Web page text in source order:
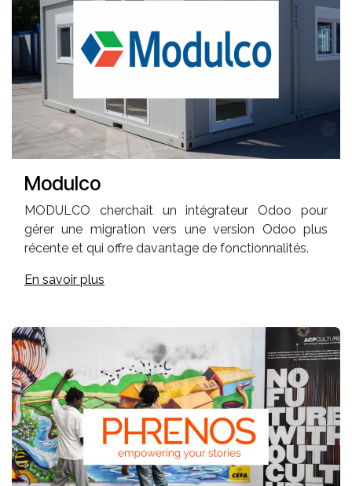
Modulco
MODULCO cherchait un intégrateur Odoo pour
gérer une migration vers une version Odoo plus
récente et qui offre davantage de fonctionnalités.
En savoir plus